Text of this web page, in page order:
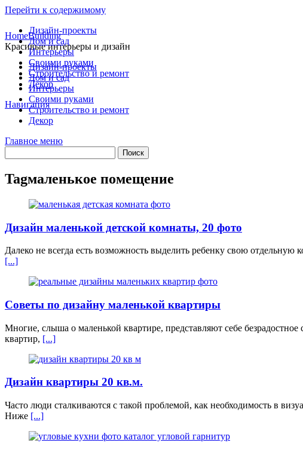
Перейти к содержимому
Дизайн-проекты
Дом и сад
Интерьеры
Своими руками
Строительство и ремонт
Декор
Навигация
HomeBuilding
Красивые интерьеры и дизайн
Дизайн-проекты
Дом и сад
Интерьеры
Своими руками
Строительство и ремонт
Декор
Главное меню
Tagмаленькое помещение
Дизайн маленькой детской комнаты, 20 фото
Далеко не всегда есть возможность выделить ребенку свою отдельную
[...]
Советы по дизайну маленькой квартиры
Многие, слыша о маленькой квартире, представляют себе
квартир, [...]
Дизайн квартиры 20 кв.м.
Часто люди сталкиваются с такой проблемой, как необходимость в
Ниже [...]